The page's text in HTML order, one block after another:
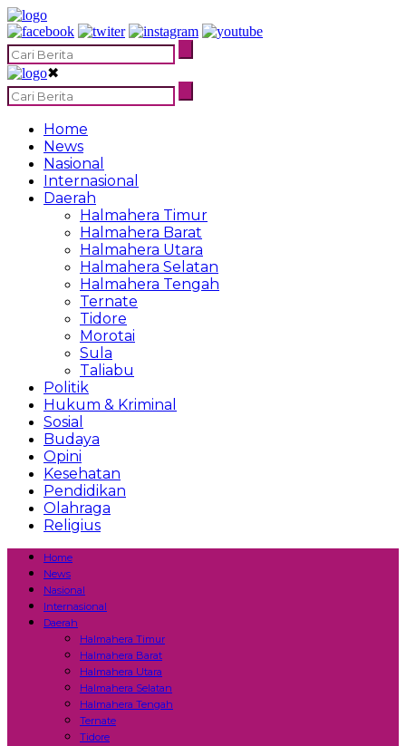
✖
Home
News
Nasional
Internasional
Daerah
Halmahera Timur
Halmahera Barat
Halmahera Utara
Halmahera Selatan
Halmahera Tengah
Ternate
Tidore
Morotai
Sula
Taliabu
Politik
Hukum & Kriminal
Sosial
Budaya
Opini
Kesehatan
Pendidikan
Olahraga
Religius
Home
News
Nasional
Internasional
Daerah
Halmahera Timur
Halmahera Barat
Halmahera Utara
Halmahera Selatan
Halmahera Tengah
Ternate
Tidore